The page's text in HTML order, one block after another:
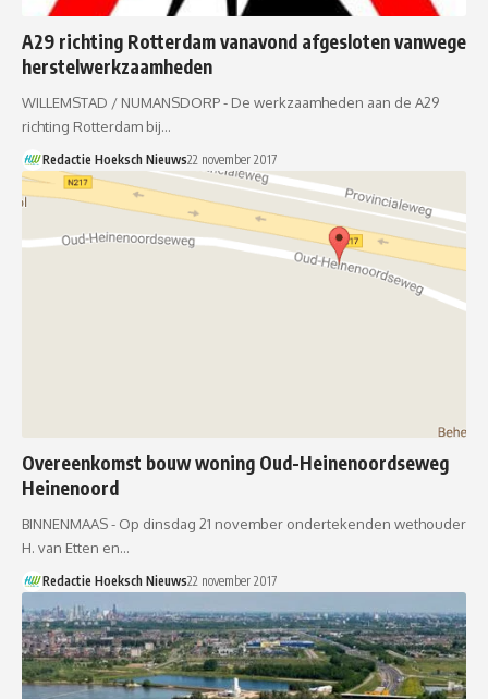
A29 richting Rotterdam vanavond afgesloten vanwege
herstelwerkzaamheden
WILLEMSTAD / NUMANSDORP - De werkzaamheden aan de A29
richting Rotterdam bij…
Redactie Hoeksch Nieuws22 november 2017
Overeenkomst bouw woning Oud-Heinenoordseweg
Heinenoord
BINNENMAAS - Op dinsdag 21 november ondertekenden wethouder
H. van Etten en…
Redactie Hoeksch Nieuws22 november 2017